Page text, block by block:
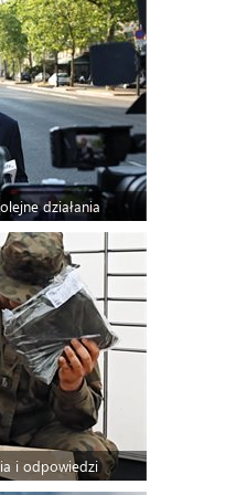
działania
i odpowiedzi